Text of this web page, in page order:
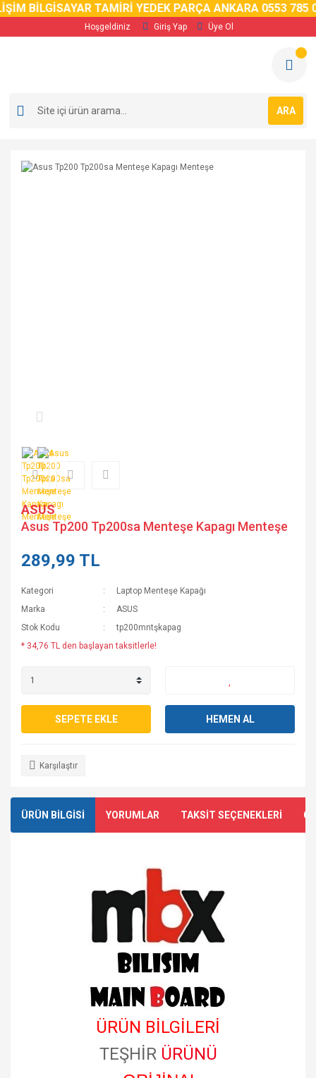
BİLGİSAYAR TAMİRİ YEDEK PARÇA ANKARA 0553 785 02
Hoşgeldiniz Giriş Yap Üye Ol
ARA
ASUS
Asus Tp200 Tp200sa Menteşe Kapagı Menteşe
289,99 TL
Kategori
Laptop Menteşe Kapağı
Marka
ASUS
Stok Kodu
tp200mntşkapag
* 34,76 TL den başlayan taksitlerle!
SEPETE EKLE HEMEN AL
Karşılaştır
ÜRÜN BİLGİSİ YORUMLAR TAKSİT SEÇENEKLERİ
ÜRÜN BİLGİLERİ
TEŞHİR ÜRÜNÜ